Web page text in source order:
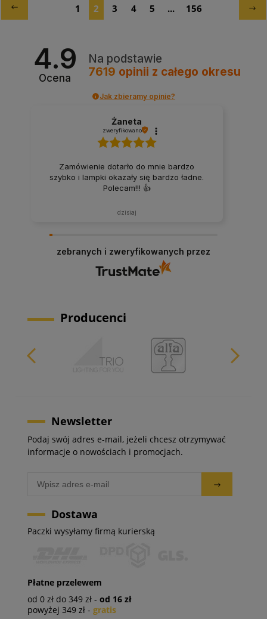
1 2 3 4 5 ... 156
4.9
Ocena
Na podstawie
7619 opinii z całego okresu
Jak zbieramy opinie?
Żaneta
zweryfikowano
Zamówienie dotarło do mnie bardzo
szybko i lampki okazały się bardzo ładne.
Polecam!!! 👍️
dzisiaj
zebranych i zweryfikowanych przez
Producenci
Newsletter
Podaj swój adres e-mail, jeżeli chcesz otrzymywać
informacje o nowościach i promocjach.
Dostawa
Paczki wysyłamy firmą kurierską
Płatne przelewem
od 0 zł do 349 zł - od 16 zł
powyżej 349 zł - gratis